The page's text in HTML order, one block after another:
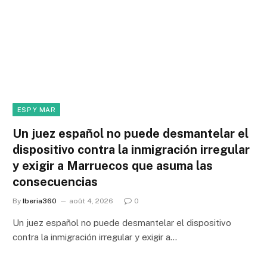
ESP Y MAR
Un juez español no puede desmantelar el
dispositivo contra la inmigración irregular
y exigir a Marruecos que asuma las
consecuencias
By Iberia360 août 4, 2026 0
Un juez español no puede desmantelar el dispositivo
contra la inmigración irregular y exigir a…